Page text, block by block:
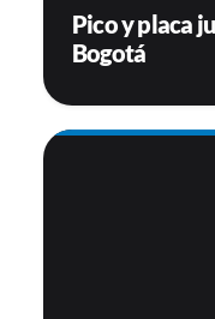
Pico y placa
Bogotá